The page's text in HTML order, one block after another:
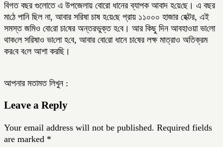
বিগত বছর গুলোতে এ উপজেলায় বোরো ধানের ব্যাপক আবাদ হ‌য়ে‌ছে। এ বছর
মা‌ঠে পা‌নি ছিল না, আবার স‌রিষা চাষ হ‌য়ে‌ছে প্রায় ১১০০০ হাজার হেক্টর, এই
সমস্ত জ‌মিও বো‌রো চা‌ষের অন্তরভুক্ত হ‌বে। আর কিছু দিন আবহাওয়া ভা‌লো
থাক‌লে স‌রিষাও ভা‌লো হ‌বে, আবার বো‌রো ধানে চা‌ষের লক্ষ মাত্রাও অ‌তিক্রম
কর‌বে ব‌লে আশা কর‌ছি।
আপনার মতামত লিখুন :
Leave a Reply
Your email address will not be published. Required fields
are marked *